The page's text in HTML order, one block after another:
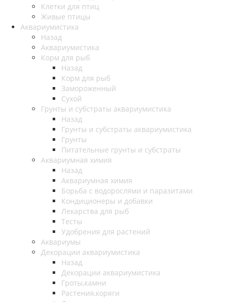
Клетки для птиц
Живые птицы
Аквариумистика
Назад
Аквариумистика
Корм для рыб
Назад
Корм для рыб
Замороженный
Сухой
Грунты и субстраты аквариумистика
Назад
Грунты и субстраты аквариумистика
Грунты
Питательные грунты и субстраты
Аквариумная химия
Назад
Аквариумная химия
Борьба с водорослями и паразитами
Кондиционеры и добавки
Лекарства для рыб
Тесты
Удобрения для растений
Аквариумы
Декорации аквариумистика
Назад
Декорации аквариумистика
Гроты,камни
Растения,коряги